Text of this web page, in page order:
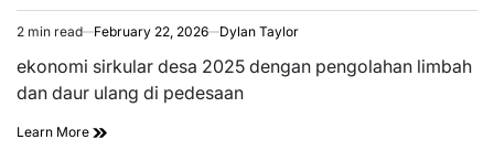
Estimated
read
time
2 min read February 22, 2026 Dylan Taylor
ekonomi sirkular desa 2025 dengan pengolahan limbah
dan daur ulang di pedesaan
Learn More